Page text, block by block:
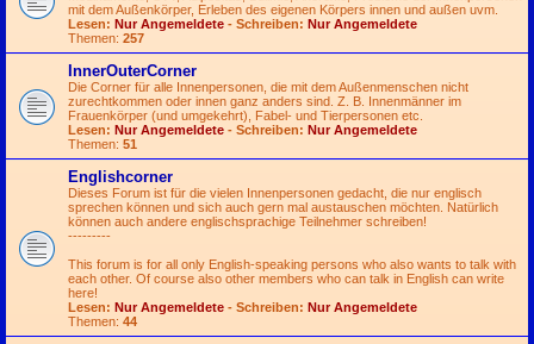
mit dem Außenkörper, Erleben des eigenen Körpers innen und außen uvm.
Lesen: Nur Angemeldete - Schreiben: Nur Angemeldete
Themen: 257
InnerOuterCorner
Die Corner für alle Innenpersonen, die mit dem Außenmenschen nicht
zurechtkommen oder innen ganz anders sind. Z. B. Innenmänner im
Frauenkörper (und umgekehrt), Fabel- und Tierpersonen etc.
Lesen: Nur Angemeldete - Schreiben: Nur Angemeldete
Themen: 51
Englishcorner
Dieses Forum ist für die vielen Innenpersonen gedacht, die nur englisch
sprechen können und sich auch gern mal austauschen möchten. Natürlich
können auch andere englischsprachige Teilnehmer schreiben!
---------
This forum is for all only English-speaking persons who also wants to talk with
each other. Of course also other members who can talk in English can write
here!
Lesen: Nur Angemeldete - Schreiben: Nur Angemeldete
Themen: 44